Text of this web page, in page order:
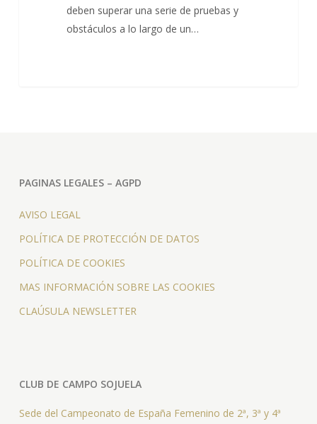
deben superar una serie de pruebas y
obstáculos a lo largo de un…
PAGINAS LEGALES – AGPD
AVISO LEGAL
POLÍTICA DE PROTECCIÓN DE DATOS
POLÍTICA DE COOKIES
MAS INFORMACIÓN SOBRE LAS COOKIES
CLAÚSULA NEWSLETTER
CLUB DE CAMPO SOJUELA
Sede del Campeonato de España Femenino de 2ª, 3ª y 4ª